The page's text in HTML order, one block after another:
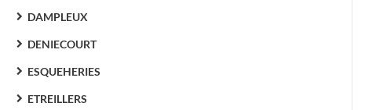
DAMPLEUX
DENIECOURT
ESQUEHERIES
ETREILLERS